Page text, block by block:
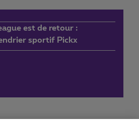
est de retour :
sportif Pickx